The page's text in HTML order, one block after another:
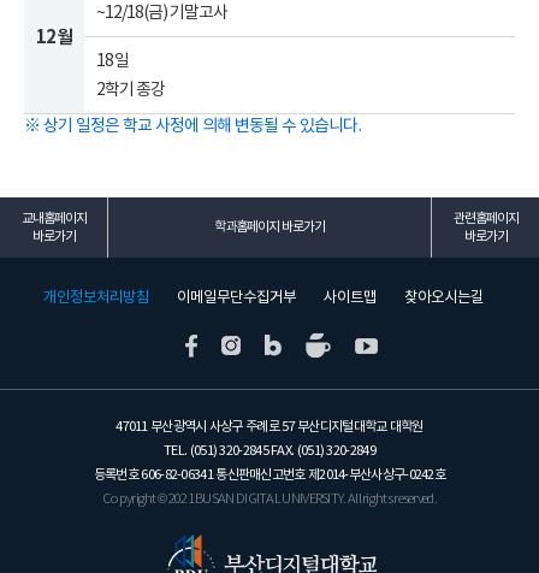
12월
~12/18(금) 기말고사
18일
2학기 종강
※ 상기 일정은 학교 사정에 의해 변동될 수 있습니다.
교내홈페이지
바로가기
학과홈페이지 바로가기
관련홈페이지
바로가기
개인정보처리방침 이메일무단수집거부 사이트맵 찾아오시는길
47011 부산광역시 사상구 주례로 57 부산디지털대학교 대학원
TEL. (051) 320-2845 FAX. (051) 320-2849
등록번호 606-82-06341 통신판매신고번호 제2014-부산사상구-0242호
Copyright © 2021 BUSAN DIGITAL UNIVERSITY. All rights reserved.